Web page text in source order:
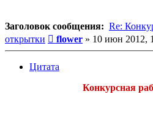
Заголовок сообщения: Re:
открытки
Сообщение
flower » 10 июн 2012,
Цитата
Конкурсная